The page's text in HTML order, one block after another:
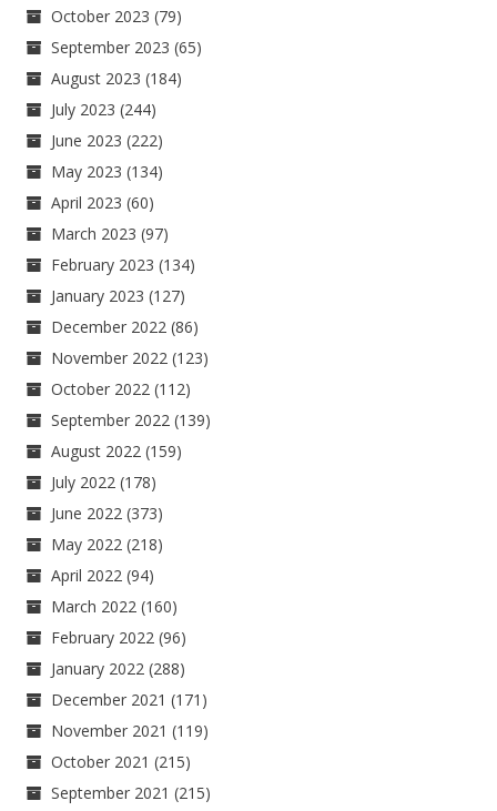
October 2023 (79)
September 2023 (65)
August 2023 (184)
July 2023 (244)
June 2023 (222)
May 2023 (134)
April 2023 (60)
March 2023 (97)
February 2023 (134)
January 2023 (127)
December 2022 (86)
November 2022 (123)
October 2022 (112)
September 2022 (139)
August 2022 (159)
July 2022 (178)
June 2022 (373)
May 2022 (218)
April 2022 (94)
March 2022 (160)
February 2022 (96)
January 2022 (288)
December 2021 (171)
November 2021 (119)
October 2021 (215)
September 2021 (215)